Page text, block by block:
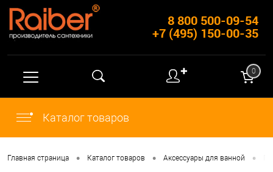
8 800 500-09-54
+7 (495) 150-00-35
✚ 0
Каталог товаров
Главная страница • Каталог товаров • Аксессуары для ванной •